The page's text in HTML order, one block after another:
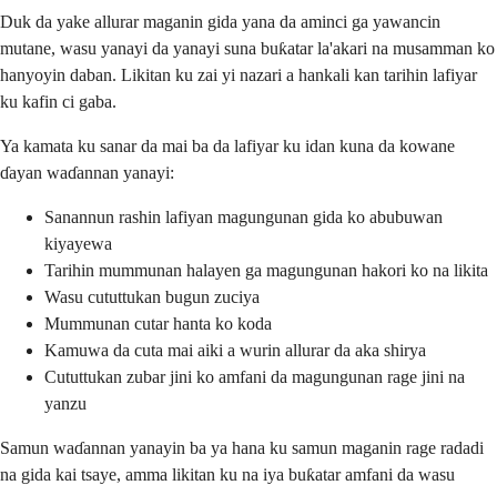
Duk da yake allurar maganin gida yana da aminci ga yawancin
mutane, wasu yanayi da yanayi suna buƙatar la'akari na musamman ko
hanyoyin daban. Likitan ku zai yi nazari a hankali kan tarihin lafiyar
ku kafin ci gaba.
Ya kamata ku sanar da mai ba da lafiyar ku idan kuna da kowane
ɗayan waɗannan yanayi:
Sanannun rashin lafiyan magungunan gida ko abubuwan
kiyayewa
Tarihin mummunan halayen ga magungunan hakori ko na likita
Wasu cututtukan bugun zuciya
Mummunan cutar hanta ko koda
Kamuwa da cuta mai aiki a wurin allurar da aka shirya
Cututtukan zubar jini ko amfani da magungunan rage jini na
yanzu
Samun waɗannan yanayin ba ya hana ku samun maganin rage radadi
na gida kai tsaye, amma likitan ku na iya buƙatar amfani da wasu